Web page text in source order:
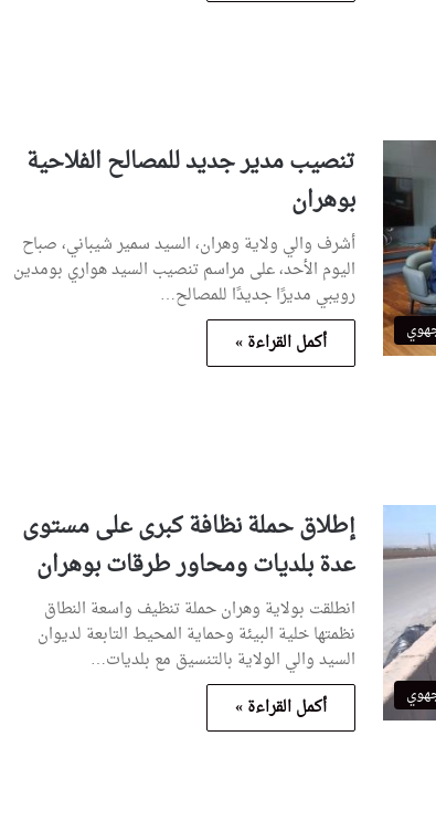
تنصيب مدير جديد للمصالح الفلاحية
بوهران
أشرف والي ولاية وهران، السيد سمير شيباني، صباح
اليوم الأحد، على مراسم تنصيب السيد هواري بومدين
رويبي مديرًا جديدًا للمصالح…
أكمل القراءة »
إطلاق حملة نظافة كبرى على مستوى
عدة بلديات ومحاور طرقات بوهران
انطلقت بولاية وهران حملة تنظيف واسعة النطاق
نظمتها خلية البيئة وحماية المحيط التابعة لديوان
السيد والي الولاية بالتنسيق مع بلديات…
أكمل القراءة »